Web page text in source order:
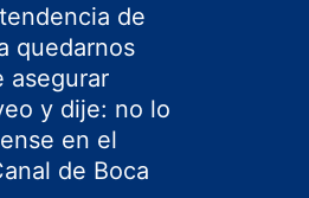
de
quedarnos
asegurar
y dije: no lo
en el
de Boca